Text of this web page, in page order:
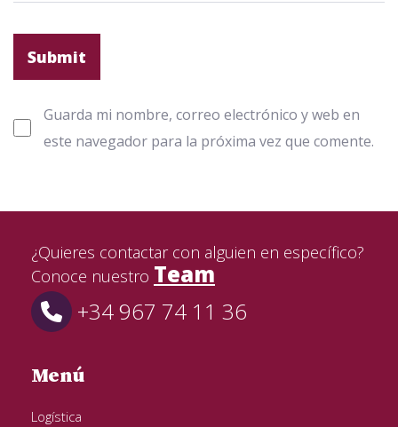
Guarda mi nombre, correo electrónico y web en
este navegador para la próxima vez que comente.
¿Quieres contactar con alguien en específico?
Conoce nuestro Team
+34 967 74 11 36
Menú
Logística